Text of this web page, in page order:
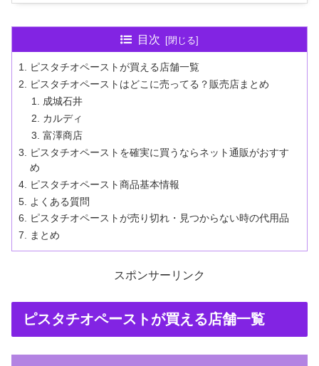
目次
ピスタチオペーストが買える店舗一覧
ピスタチオペーストはどこに売ってる？販売店まとめ
成城石井
カルディ
富澤商店
ピスタチオペーストを確実に買うならネット通販がおすす
め
ピスタチオペースト商品基本情報
よくある質問
ピスタチオペーストが売り切れ・見つからない時の代用品
まとめ
スポンサーリンク
ピスタチオペーストが買える店舗一覧